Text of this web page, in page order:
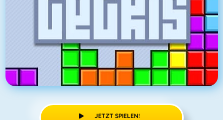
JETZT SPIELEN!